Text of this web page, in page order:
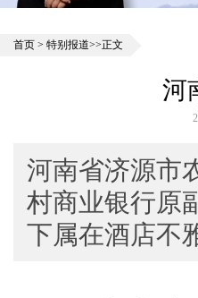
首页 > 特别报道>>正文
河
河南省济源市
村商业银行原
下属在酒店不